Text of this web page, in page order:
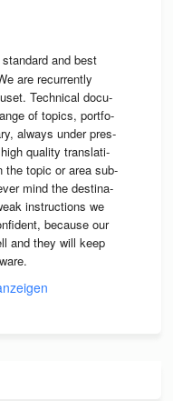
stan­dard and best
are recur­rently
Tech­ni­cal docu­
of topics, port­fo­
always under pres­
qua­lity trans­la­ti­
the topic or area sub­
mind the desti­na­
instruc­tions we
because our
and they will keep